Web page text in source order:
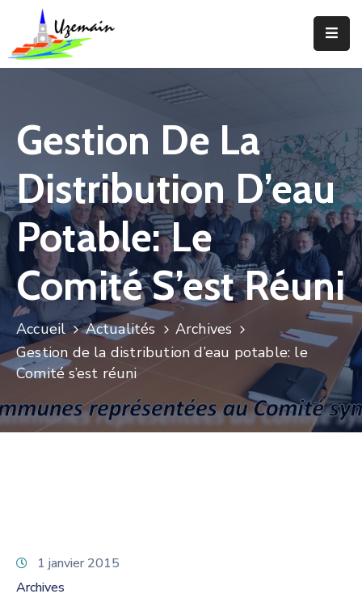
Actualités
Votre
Votre
Mairie
Services
Vie
Locale
Enfance
Gestion De La
Distribution D’eau
Potable: Le
Comité S’est Réuni
Accueil Actualités
Archives
Gestion de la distribution d’eau potable: le
Comité s’est réuni
1 janvier 2015
Archives